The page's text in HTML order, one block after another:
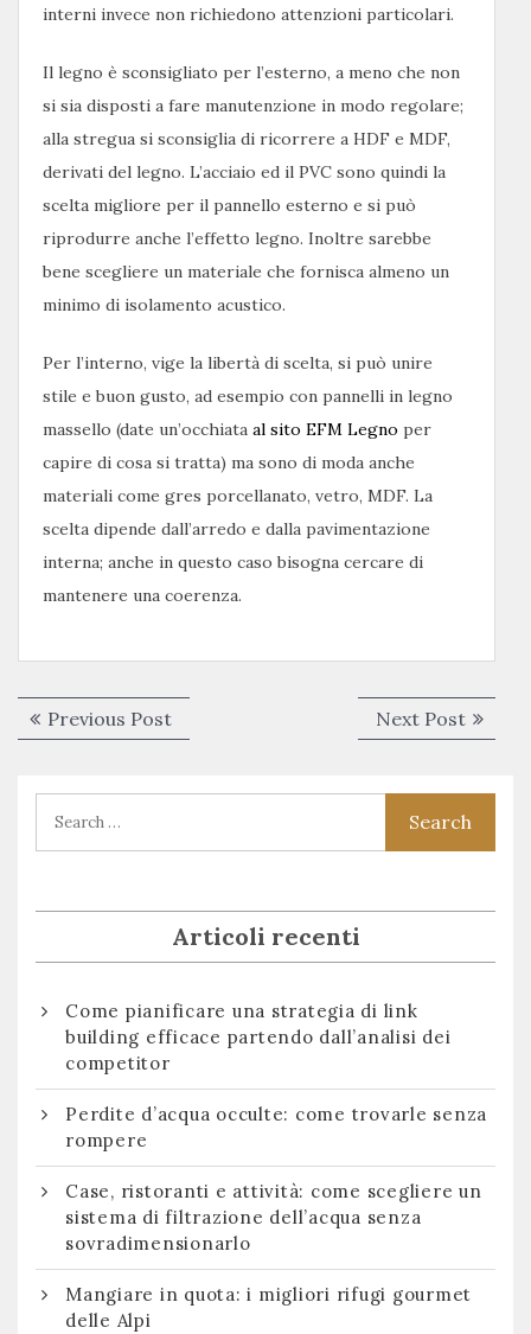
interni invece non richiedono attenzioni particolari.
Il legno è sconsigliato per l’esterno, a meno che non
si sia disposti a fare manutenzione in modo regolare;
alla stregua si sconsiglia di ricorrere a HDF e MDF,
derivati del legno. L’acciaio ed il PVC sono quindi la
scelta migliore per il pannello esterno e si può
riprodurre anche l’effetto legno. Inoltre sarebbe
bene scegliere un materiale che fornisca almeno un
minimo di isolamento acustico.
Per l’interno, vige la libertà di scelta, si può unire
stile e buon gusto, ad esempio con pannelli in legno
massello (date un’occhiata al sito EFM Legno per
capire di cosa si tratta) ma sono di moda anche
materiali come gres porcellanato, vetro, MDF. La
scelta dipende dall’arredo e dalla pavimentazione
interna; anche in questo caso bisogna cercare di
mantenere una coerenza.
Navigazione
articoli
Previous PostPrevious
post:
Next PostNext
post:
Articoli recenti
Come pianificare una strategia di link
building efficace partendo dall’analisi dei
competitor
Perdite d’acqua occulte: come trovarle senza
rompere
Case, ristoranti e attività: come scegliere un
sistema di filtrazione dell’acqua senza
sovradimensionarlo
Mangiare in quota: i migliori rifugi gourmet
delle Alpi